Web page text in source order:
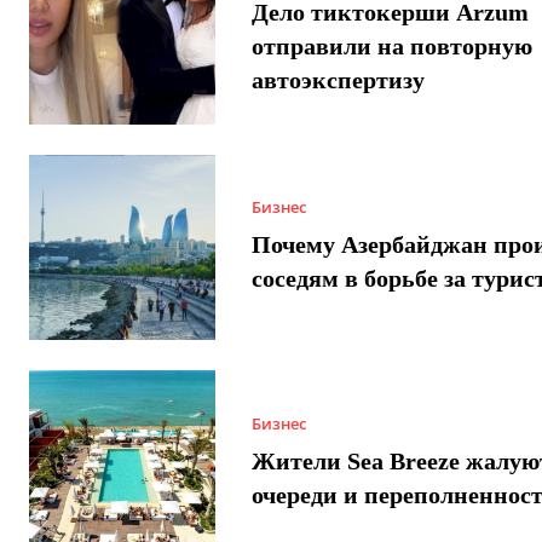
Дело тиктокерши Arzum
отправили на повторную
автоэкспертизу
Бизнес
Почему Азербайджан
соседям в борьбе за
Бизнес
Жители Sea Breeze
очереди и